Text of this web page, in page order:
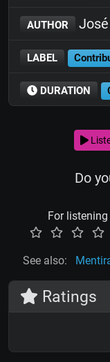
AUTHOR
LABEL
DURATION
Do
For listening
See also:
Ratings